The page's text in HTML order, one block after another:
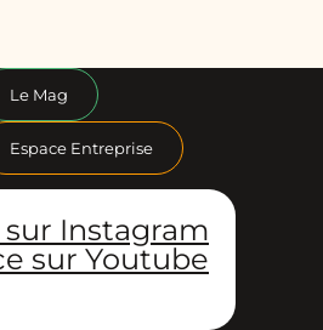
Le Mag
Espace Entreprise
Instagram
sur Youtube